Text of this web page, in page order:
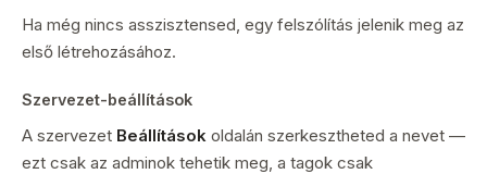
Ha még nincs asszisztensed, egy felszólítás jelenik meg az
első létrehozásához.
Szervezet-beállítások
A szervezet Beállítások oldalán szerkesztheted a nevet —
ezt csak az adminok tehetik meg, a tagok csak